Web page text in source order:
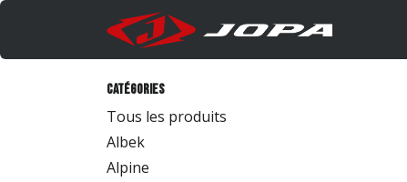
Se rendre au contenu
Catégories
Tous les produits
Albek
Alpine